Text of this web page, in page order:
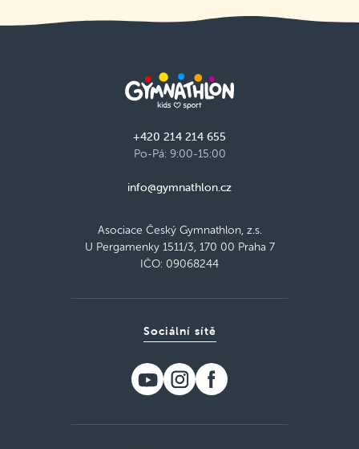
+420 214 214 655
Po-Pá: 9:00-15:00
info@gymnathlon.cz
Asociace Český Gymnathlon, z.s.
U Pergamenky 1511/3, 170 00 Praha 7
IČO: 09068244
Sociální sítě